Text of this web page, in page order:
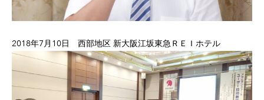
2018年7月10日 西部地区 新大阪江坂東急ＲＥＩホテル